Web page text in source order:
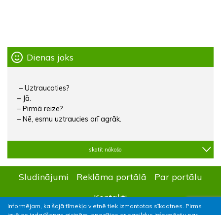
Informējam, ka šajā tīmekļa vietnē tiek izmantotas sīkdatnes. Pirms
Dienas joks
– Uztraucaties?
– Jā.
– Pirmā reize?
– Nē, esmu uztraucies arī agrāk.
skatīt nākošo
Sludinājumi Reklāma portālā
Par portālu
Kontakti